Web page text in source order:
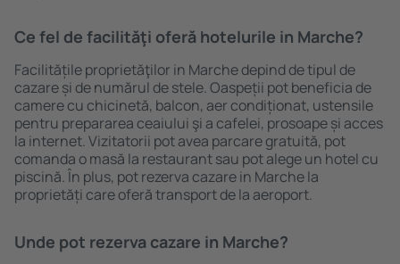
Ce fel de facilităţi oferă hotelurile in Marche?
Facilitățile proprietăţilor in Marche depind de tipul de
cazare și de numărul de stele. Oaspeții pot beneficia de
camere cu chicinetă, balcon, aer condiționat, ustensile
pentru prepararea ceaiului şi a cafelei, prosoape și acces
la internet. Vizitatorii pot avea parcare gratuită, pot
comanda o masă la restaurant sau pot alege un hotel cu
piscină. În plus, pot rezerva cazare in Marche la
proprietăți care oferă transport de la aeroport.
Unde pot rezerva cazare in Marche?